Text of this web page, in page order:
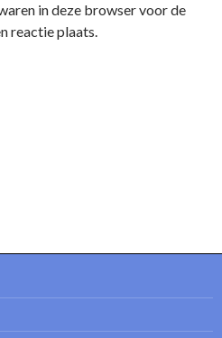
in deze browser voor de
reactie plaats.